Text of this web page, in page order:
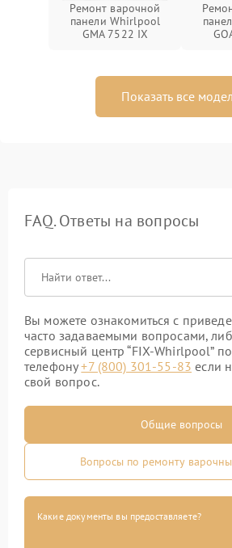
Ремонт варочной
панели Whirlpool
GMA 7522 IX
Показать все
FAQ. Ответы на вопросы
Вы можете ознакомиться с
часто задаваемыми вопросами,
сервисный центр “FIX-Whirlpool”
телефону+7 (800) 301-55-83 если
свой вопрос.
Общие вопросы
Вопросы по ремонту
Какие документы вы предоставляете?